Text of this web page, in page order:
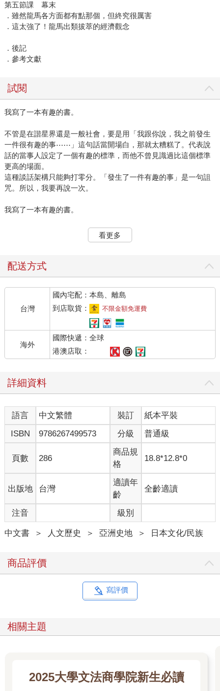
第五節課 幕末
．雖然龍馬各方面都有點那個，但終究很厲害
．這太強了！龍馬出類拔萃的經濟觀念
．後記
．參考文獻
試閱
我寫了一本有趣的書。
不管是在諧星界還是一般社會，要是用「我跟你說，我之前發生
一件很有趣的事⋯⋯」這句話當開場白，那就太糟糕了。代表說
話的當事人設定了一個有趣的標準，而他不曾見識過比這個標準
更高的場面。
這種談話架構只能夠打零分。「發生了一件有趣的事」是一句詛
咒。所以，我要再說一次。
我寫了一本有趣的書。
我勇敢打破了這個禁忌兩次，大家可以誇獎我了。
不是啦，搞錯了，我不是要用這種方式打書。
看。我應該要介紹這本書的內容。
抱歉，我太晚自我介紹了，我是愛死歷史、出版過好幾本歷史解
說書的吉本興業諧星，Broadcast!!的房野。
這是一本日本史的入門書。
這本《日本史新解：超現代語譯的歷史奇遇》，一股腦塞滿了趁
我們這群大人不注意時默默更新的歷史，將令人費解的歷史解說
消化成簡單的解釋。
這本書的架構相當單純，由房野我先寫，再由河合老師寫出詳
暢銷，就這樣。
這就是本書的架構。
房野我負責的是書名中的「超現代語譯」，大致來說就是「複習
的部分」，告訴各位讀者「這件事是這樣發生的喔」，請大家再
次確認知名的歷史人物和事件的內容，當作閱讀河合老師的部分
其中也會不時提到一些最新的研究，但這只是我個人消化眾多歷
史學家、歷史研究家的研究結果後，所做的簡單解說。不過，這
都是我絞盡腦汁寫出來的，好讓更多人可以輕鬆閱讀、產生興
趣。
河合老師的部分是「最新歷史研究」。這部分有趣到連喜歡歷史
的我也興奮得讚嘆不已。河合老師連我丟出的刁難致命傳球（問
題），也能流暢地回答，他還大方地傳授現階段所有最新的歷史
做到這種程度的，只有我（擅自在心裡）尊稱為師父的河合老師
了。
「前言」要是寫太長也很那個，所以後面是寫給願意繼續看下去
的結尾。
說法尚未反映在現在的課本裡。
看更多
配送方式
台灣
國內宅配：本島、離島
到店取貨：
不限金額免運費
海外
國際快遞：全球
港澳店取：
詳細資料
語言 中文繁體 裝訂
紙本平裝
ISBN
9786267499573 分級 普通級
頁數 286
商品規
格
18.8*12.8*0
出版地 台灣
適讀年
齡
全齡適讀
注音 級別
中文書 ＞ 人文歷史 ＞ 亞洲史地 ＞ 日本文化/民族
商品評價
寫評價
相關主題
2025大學文法商學院新生必讀